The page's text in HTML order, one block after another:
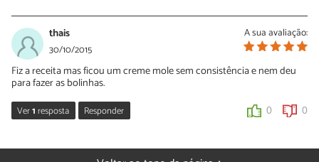
Nós não testámos. Se você fizer na air fryer, depois conte para
nós o que achou :)
A sua avaliação:
thais
30/10/2015
Fiz a receita mas ficou um creme mole sem consistência e nem deu
para fazer as bolinhas.
Ver1resposta Responder 0 0